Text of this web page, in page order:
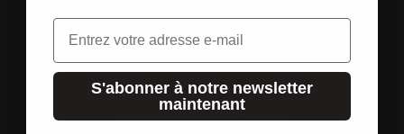
Expédition depuis les États-Unis
Email
S'abonner à notre newsletter
maintenant